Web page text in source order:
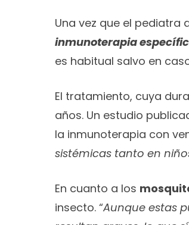
Una vez que el pediatra
inmunoterapia
es habitual salvo en
El tratamiento, cuya
años. Un estudio
la inmunoterapia con
sistémicas tanto en
En cuanto a los
insecto. “Aunque estas